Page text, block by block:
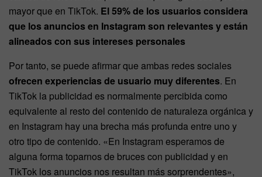
mayor que en TikTok. El 59% de los usuarios considera
que los anuncios en Instagram son relevantes y están
alineados con sus intereses personales
Por tanto, se puede afirmar que ambas redes sociales
ofrecen experiencias de usuario muy diferentes. En
TikTok la publicidad es normalmente percibida como
equivalente al resto del contenido de naturaleza orgánica y
en Instagram hay una brecha más profunda entre uno y
otro tipo de contenido. «En Instagram esperamos de
alguna forma toparnos de bruces con publicidad y en
TikTok los anuncios nos resultan más sorprendentes»,